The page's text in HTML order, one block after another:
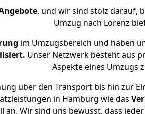
, und wir sind stolz darauf,
Umzug nach Lorenz
im Umzugsbereich und haben
Unser Netzwerk besteht aus
Aspekte eines Umzugs
über den Transport bis hin zur
in Hamburg wie das
an. Wir sind uns bewusst, dass